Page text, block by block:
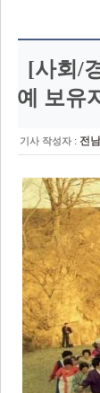
[사회/
예 보유
기사 작성자 : 전